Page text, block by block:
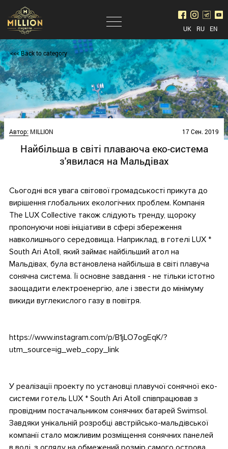
UK RU EN
<<< Back to category
Автор:MILLION 17 Сен. 2019
Найбільша в світі плаваюча еко-система
з'явилася на Мальдівах
Сьогодні вся увага світової громадськості прикута до
вирішення глобальних екологічних проблем. Компанія
The LUX Collective також слідують тренду, щороку
пропонуючи нові ініціативи в сфері збереження
навколишнього середовища. Наприклад, в готелі LUX *
South Ari Atoll, який займає найбільший атол на
Мальдівах, була встановлена ​​найбільша в світі плавуча
сонячна система. Її основне завдання - не тільки істотно
заощадити електроенергію, але і звести до мінімуму
викиди вуглекислого газу в повітря.
https://www.instagram.com/p/B1jLO7ogEqK/?
utm_source=ig_web_copy_link
У реалізації проекту по установці плавучої сонячної еко-
системи готель LUX * South Ari Atoll співпрацював з
провідним постачальником сонячних батарей Swimsol.
Завдяки унікальній розробці австрійсько-мальдівської
компанії стало можливим розміщення сонячних панелей